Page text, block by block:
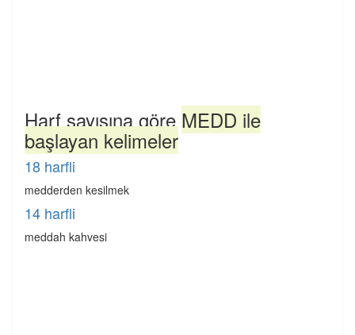
Harf sayısına göreMEDD ile
başlayan kelimeler
18 harfli
medderden kesilmek
14 harfli
meddah kahvesi